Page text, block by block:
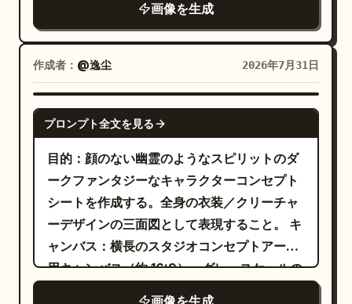
が立ち込める深い魔法の森を描いてくださ
い。 カードフレームとアイコン: 縁取りは、
ツタや葉が生い茂り、ピンクや紫の花で飾ら
れた、精巧な木と金属の彫刻フレーム。上部
には正確に 3 つの円形エンブレムを配置: 左
上に「LVL 45」と書かれたレベルバッジ、中
緑の葉のエンブレム。下部の両隅に大きな花
を配置し、両サイドに花を散らしてくださ
い。 テキストレイアウト: キャラクター名「
Kris
」を、下部中央付近に大きくエレガン
トな白のセリフ体で配置。その下に、クラス
えた緑色のスペーシングのある大文字で配
ーズにリアルに合成してください。被写体の
実際の顔の構造、表情のスタイル、似顔絵と
しての忠実度を高く維持し、顔の加工や様式
化は行わないでください。" }, "wardrobe":
{ "costume": "
クラシックな赤と青のスパイダースーツ（サム・
ライミ版三部作スタイルのウェブデザイン）
", "condition": "新品同様で完全な状態。ス
ーツのどこにも破れ、裂け目、ほつれ、糸の
露出はなく、生地は新品のように清潔で完璧
にフィットしていること",
"material_detail": "立体的なウェブ模様が
施されたテクスチャ感のあるスパンデックス/
ライクラ素材。マットでありながらわずかに
画像を生成
作成者： @逸尘 2026年7月31日
GPT IMAGE 2
プロンプト全文を見る
目的：顔のない幽霊のようなスピリットのダ
ークファンタジーなキャラクターコンセプト
シートを作成する。全身の衣装／クリーチャ
ーデザインの三面図として表現すること。 キ
ャンバス：横長のスタジオコンセプトアート
用キャンバス（約 16:9）、グレースケールの
画像を生成